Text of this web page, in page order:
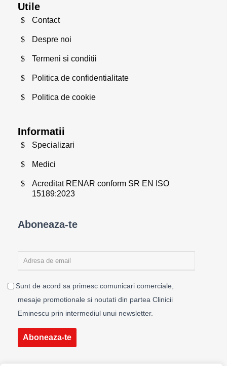
Utile
Contact
Despre noi
Termeni si conditii
Politica de confidentialitate
Politica de cookie
Informatii
Specializari
Medici
Acreditat RENAR conform SR EN ISO
15189:2023
Aboneaza-te
Sunt de acord sa primesc comunicari comerciale,
mesaje promotionale si noutati din partea Clinicii
Eminescu prin intermediul unui newsletter.
Aboneaza-te